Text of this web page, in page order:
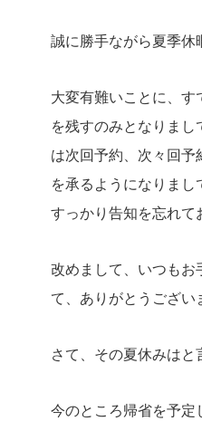
誠に勝手ながら夏季休
大変有難いことに、
を残すのみとなりま
は次回予約、次々回
を承るようになりま
すっかり告知を忘れて
改めまして、いつもお
て、ありがとうござい
さて、その夏休みはと
今のところ帰省を予